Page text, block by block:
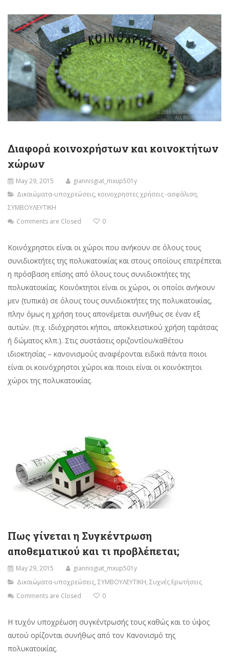
Διαφορά κοινοχρήστων και κοινοκτήτων
χώρων
May 29, 2015
giannisgiat_mxup501y
Δικαιώματα-υποχρεώσεις, κοινοχρηστες χρήσεις -ασφάλιση,
ΣΥΜΒΟΥΛΕΥΤΙΚΗ
Comments are Closed
0
Κοινόχρηστοι είναι οι χώροι που ανήκουν σε όλους τους
συνιδιοκτήτες της πολυκατοικίας και στους οποίους επιτρέπεται
η πρόσβαση επίσης από όλους τους συνιδιοκτήτες της
πολυκατοικίας. Κοινόκτητοι είναι οι χώροι, οι οποίοι ανήκουν
μεν (τυπικά) σε όλους τους συνιδιοκτήτες της πολυκατοικίας,
πλην όμως η χρήση τους απονέμεται συνήθως σε έναν εξ
αυτών. (π.χ. ιδιόχρηστοι κήποι, αποκλειστικού χρήση ταράτσας
ή δώματος κλπ.). Στις συστάσεις οριζοντίου/καθέτου
ιδιοκτησίας – κανονισμούς αναφέρονται ειδικά πάντα ποιοι
είναι οι κοινόχρηστοι χώροι και ποιοι είναι οι κοινόκτητοι
χώροι της πολυκατοικίας.
Πως γίνεται η Συγκέντρωση
αποθεματικού και τι προβλέπεται;
May 29, 2015
giannisgiat_mxup501y
Δικαιώματα-υποχρεώσεις, ΣΥΜΒΟΥΛΕΥΤΙΚΗ, Συχνές Ερωτήσεις
Comments are Closed
0
Η τυχόν υποχρέωση συγκέντρωσής τους καθώς και το ύψος
αυτού ορίζονται συνήθως από τον Κανονισμό της
πολυκατοικίας.